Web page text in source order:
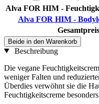
Alva FOR HIM -
Alva FOR HIM -
Beide in den Warenkorb
Beschreibung
Die vegane
weniger Falten und
Überdies verwöhnt sie die
Feuchtigkeitscreme